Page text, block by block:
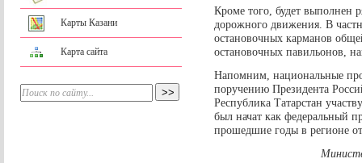
Карты Казани
Карта сайта
Кроме того, будет выполнен
дорожного движения. В
остановочных карманов
остановочных павильонов,
Напомним, национальные
поручению Президента
Республика Татарстан
был начат как федеральный
прошедшие годы в регионе